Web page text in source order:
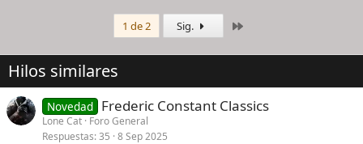
1 de 2 Sig.
Hilos similares
Novedad Frederic Constant Classics
Lone Cat Foro General
Respuestas 35 8 Sep 2025